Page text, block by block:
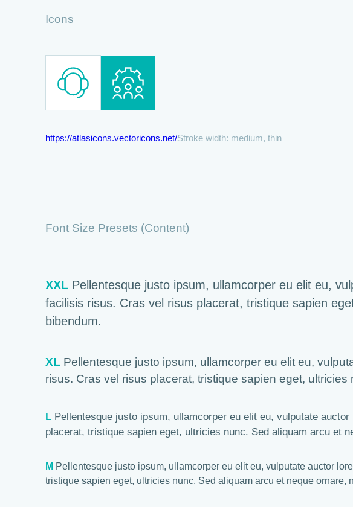
Icons
https://atlasicons.vectoricons.net/Stroke width: medium, thin
Font Size Presets (Content)
XXL Pellentesque justo ipsum, ullamcorper eu elit eu,
facilisis risus. Cras vel risus placerat, tristique sapien
bibendum.
XL Pellentesque justo ipsum, ullamcorper eu elit eu,
risus. Cras vel risus placerat, tristique sapien eget,
L Pellentesque justo ipsum, ullamcorper eu elit eu, vulputate
placerat, tristique sapien eget, ultricies nunc. Sed aliquam arcu et
M Pellentesque justo ipsum, ullamcorper eu elit eu, vulputate auctor
tristique sapien eget, ultricies nunc. Sed aliquam arcu et neque ornare,